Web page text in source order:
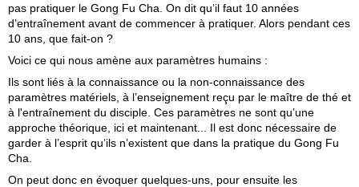
pas pratiquer le Gong Fu Cha. On dit qu’il faut 10 années
d’entraînement avant de commencer à pratiquer. Alors pendant ces
10 ans, que fait-on ?
Voici ce qui nous amène aux paramètres humains :
Ils sont liés à la connaissance ou la non-connaissance des
paramètres matériels, à l’enseignement reçu par le maître de thé et
à l'entraînement du disciple. Ces paramètres ne sont qu’une
approche théorique, ici et maintenant... Il est donc nécessaire de
garder à l’esprit qu’ils n’existent que dans la pratique du Gong Fu
Cha.
On peut donc en évoquer quelques-uns, pour ensuite les